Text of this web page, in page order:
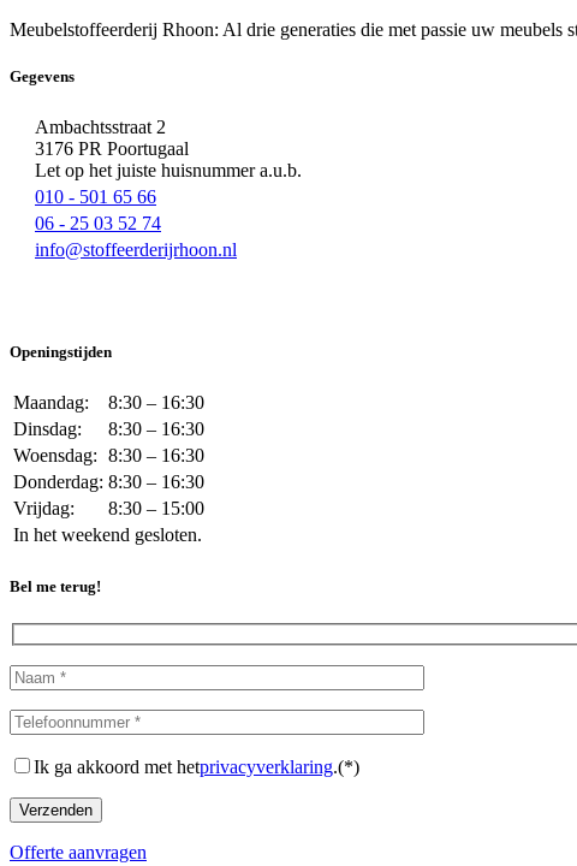
Meubelstoffeerderij Rhoon: Al drie generaties die met passie uw meubels
Gegevens
Ambachtsstraat 2
3176 PR Poortugaal
Let op het juiste huisnummer a.u.b.
010 - 501 65 66
06 - 25 03 52 74
info@stoffeerderijrhoon.nl
Openingstijden
Maandag:
8:30 – 16:30
Dinsdag:
8:30 – 16:30
Woensdag: 8:30 – 16:30
Donderdag: 8:30 – 16:30
Vrijdag:
8:30 – 15:00
In het weekend gesloten.
Bel me terug!
Ik ga akkoord met hetprivacyverklaring.(*)
Offerte aanvragen